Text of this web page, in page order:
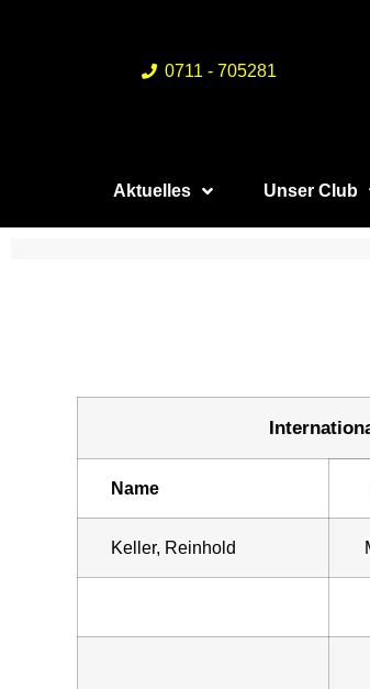
0711 - 705281
Aktuelles Unser Club
Name
Keller, Reinhold